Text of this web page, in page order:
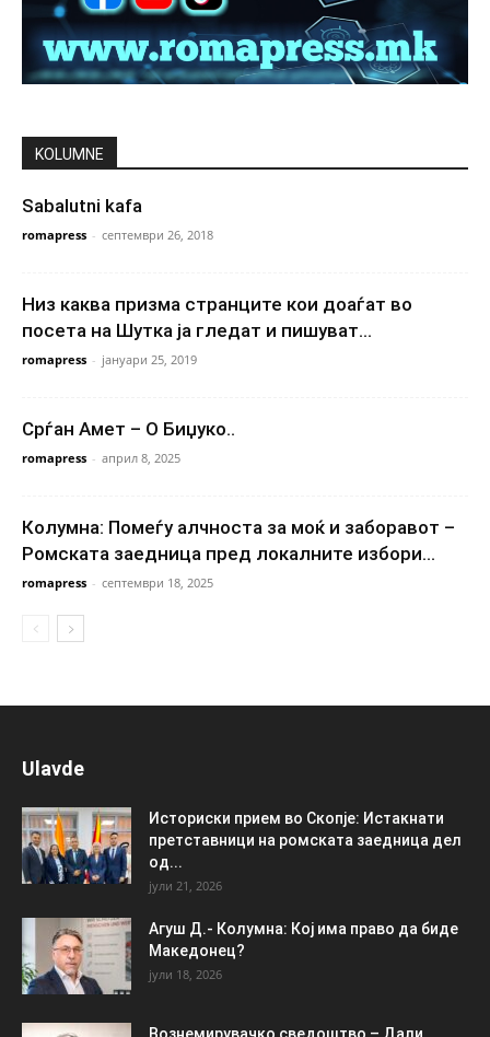
KOLUMNE
Sabalutni kafa
romapress - септември 26, 2018
Низ каква призма странците кои доаѓат во
посета на Шутка ја гледат и пишуват...
romapress - јануари 25, 2019
Срѓан Амет – О Биџуко..
romapress - април 8, 2025
Колумна: Помеѓу алчноста за моќ и заборавот –
Ромската заедница пред локалните избори...
romapress - септември 18, 2025
Ulavde
Историски прием во Скопје: Истакнати
претставници на ромската заедница дел
од...
јули 21, 2026
Агуш Д.- Колумна: Кој има право да биде
Македонец?
јули 18, 2026